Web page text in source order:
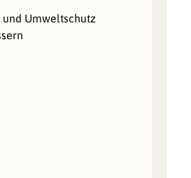
und Umweltschutz